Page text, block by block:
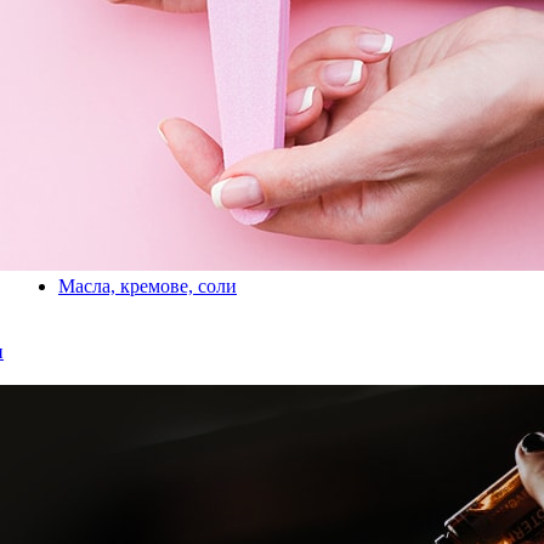
Масла, кремове, соли